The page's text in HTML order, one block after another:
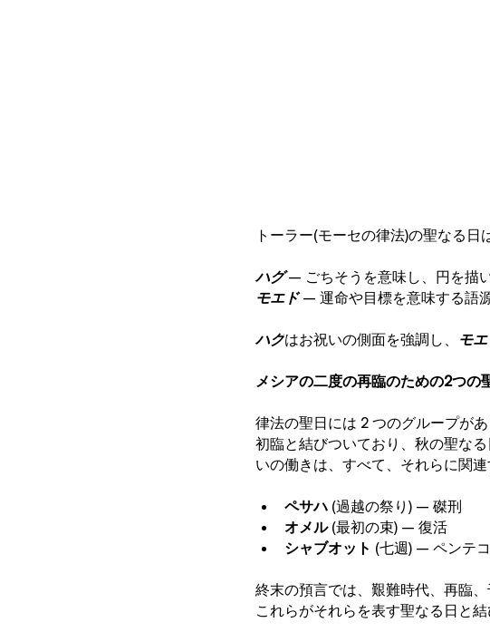
トーラー(モーセの律法)の聖なる日
ハグ – ごちそうを意味し、円を描
モエド – 運命や目標を意味する語
ハグはお祝いの側面を強調し、 モ
メシアの二度の再臨のための2つの
律法の聖日には 2 つのグループが
初臨と結びついており、秋の聖な
いの働きは、すべて、それらに関
ペサハ (過越の祭り) – 磔刑
オメル (最初の束) – 復活
シャブオット (七週) – ペンテ
終末の預言では、艱難時代、再臨
これらがそれらを表す聖なる日と